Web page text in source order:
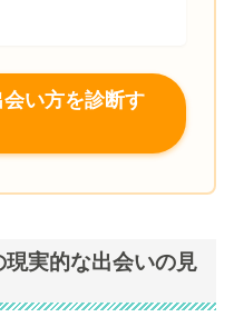
い方を診断す
実的な出会いの見